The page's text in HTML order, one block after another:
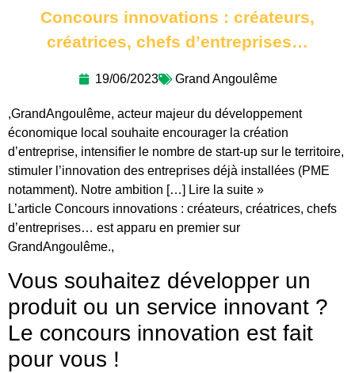
Concours innovations : créateurs,
créatrices, chefs d’entreprises…
19/06/2023 Grand Angoulême
,GrandAngoulême, acteur majeur du développement
économique local souhaite encourager la création
d’entreprise, intensifier le nombre de start-up sur le territoire,
stimuler l’innovation des entreprises déjà installées (PME
notamment). Notre ambition […] Lire la suite »
L’article Concours innovations : créateurs, créatrices, chefs
d’entreprises… est apparu en premier sur
GrandAngoulême.,
Vous souhaitez développer un
produit ou un service innovant ?
Le concours innovation est fait
pour vous !